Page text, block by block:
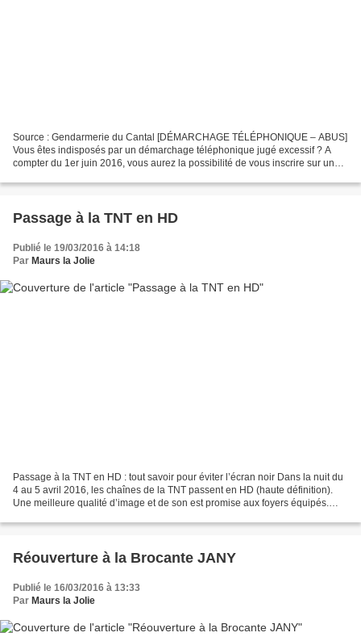
Source : Gendarmerie du Cantal [DÉMARCHAGE TÉLÉPHONIQUE – ABUS]
Vous êtes indisposés par un démarchage téléphonique jugé excessif ? A
compter du 1er juin 2016, vous aurez la possibilité de vous inscrire sur une
Passage à la TNT en HD
Publié le 19/03/2016 à 14:18
Par Maurs la Jolie
Passage à la TNT en HD : tout savoir pour éviter l’écran noir Dans la nuit du
4 au 5 avril 2016, les chaînes de la TNT passent en HD (haute définition).
Une meilleure qualité d’image et de son est promise aux foyers équipés.
Réouverture à la Brocante JANY
Publié le 16/03/2016 à 13:33
Par Maurs la Jolie